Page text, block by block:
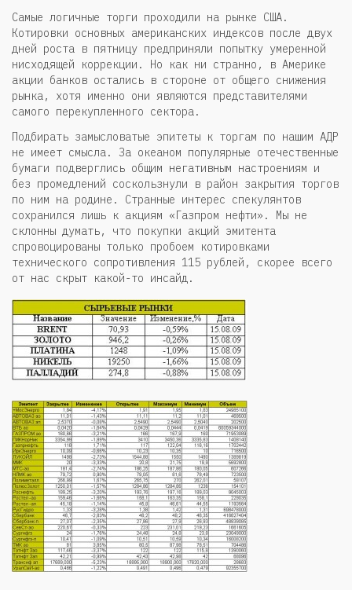
Самые логичные торги проходили на рынке США.
Котировки основных американских индексов после двух
дней роста в пятницу предприняли попытку умеренной
нисходящей коррекции. Но как ни странно, в Америке
акции банков остались в стороне от общего снижения
рынка, хотя именно они являются представителями
самого перекупленного сектора.
Подбирать замысловатые эпитеты к торгам по нашим АДР
не имеет смысла. За океаном популярные отечественные
бумаги подверглись общим негативным настроениям и
без промедлений соскользнули в район закрытия торгов
по ним на родине. Странные интерес спекулянтов
сохранился лишь к акциям «Газпром нефти». Мы не
склонны думать, что покупки акций эмитента
спровоцированы только пробоем котировками
технического сопротивления 115 рублей, скорее всего
от нас скрыт какой-то инсайд.